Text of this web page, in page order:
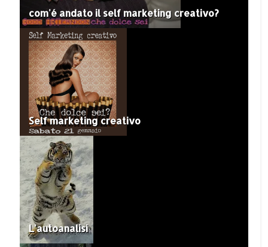
com'é andato il self marketing creativo?
Self marketing creativo
L'autoanalisi